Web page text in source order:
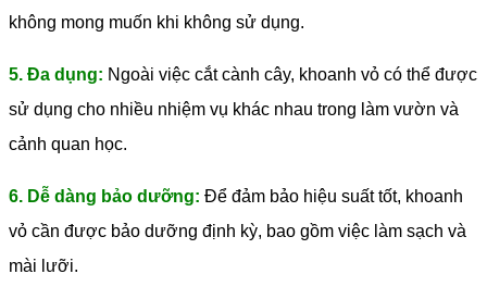
không mong muốn khi không sử dụng.
5. Đa dụng: Ngoài việc cắt cành cây, khoanh vỏ có thể được
sử dụng cho nhiều nhiệm vụ khác nhau trong làm vườn và
cảnh quan học.
6. Dễ dàng bảo dưỡng: Để đảm bảo hiệu suất tốt, khoanh
vỏ cần được bảo dưỡng định kỳ, bao gồm việc làm sạch và
mài lưỡi.